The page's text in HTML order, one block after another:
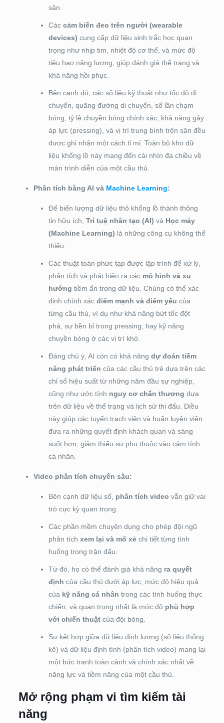
sân.
Các cảm biến đeo trên người (wearable
devices) cung cấp dữ liệu sinh trắc học quan
trọng như nhịp tim, nhiệt độ cơ thể, và mức độ
tiêu hao năng lượng, giúp đánh giá thể trạng và
khả năng hồi phục.
Bên cạnh đó, các số liệu kỹ thuật như tốc độ di
chuyển, quãng đường di chuyển, số lần chạm
bóng, tỷ lệ chuyền bóng chính xác, khả năng gây
áp lực (pressing), và vị trí trung bình trên sân đều
được ghi nhận một cách tỉ mỉ. Toàn bộ kho dữ
liệu khổng lồ này mang đến cái nhìn đa chiều về
màn trình diễn của một cầu thủ.
Phân tích bằng AI và Machine Learning:
Để biến lượng dữ liệu thô khổng lồ thành thông
tin hữu ích, Trí tuệ nhân tạo (AI) và Học máy
(Machine Learning) là những công cụ không thể
thiếu.
Các thuật toán phức tạp được lập trình để xử lý,
phân tích và phát hiện ra các mô hình và xu
hướng tiềm ẩn trong dữ liệu. Chúng có thể xác
định chính xác điểm mạnh và điểm yếu của
từng cầu thủ, ví dụ như khả năng bứt tốc đột
phá, sự bền bỉ trong pressing, hay kỹ năng
chuyền bóng ở các vị trí khó.
Đáng chú ý, AI còn có khả năng dự đoán tiềm
năng phát triển của các cầu thủ trẻ dựa trên các
chỉ số hiệu suất từ những năm đầu sự nghiệp,
cũng như ước tính nguy cơ chấn thương dựa
trên dữ liệu về thể trạng và lịch sử thi đấu. Điều
này giúp các tuyển trạch viên và huấn luyện viên
đưa ra những quyết định khách quan và sáng
suốt hơn, giảm thiểu sự phụ thuộc vào cảm tính
cá nhân.
Video phân tích chuyên sâu:
Bên cạnh dữ liệu số, phân tích video vẫn giữ vai
trò cực kỳ quan trọng.
Các phần mềm chuyên dụng cho phép đội ngũ
phân tích xem lại và mổ xẻchi tiết từng tình
huống trong trận đấu.
Từ đó, họ có thể đánh giá khả năng ra quyết
định của cầu thủ dưới áp lực, mức độ hiệu quả
của kỹ năng cá nhân trong các tình huống thực
chiến, và quan trọng nhất là mức độ phù hợp
với chiến thuậtcủa đội bóng.
Sự kết hợp giữa dữ liệu định lượng (số liệu thống
kê) và dữ liệu định tính (phân tích video) mang lại
một bức tranh toàn cảnh và chính xác nhất về
năng lực và tiềm năng của một cầu thủ.
Mở rộng phạm vi tìm kiếm tài
năng